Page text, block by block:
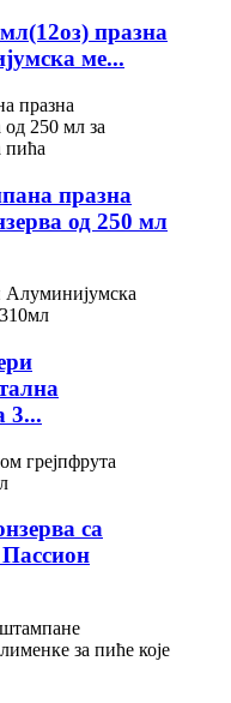
празна
ме...
празна
од 250 мл
3...
са